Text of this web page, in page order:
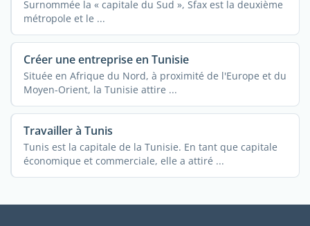
Surnommée la « capitale du Sud », Sfax est la deuxième
métropole et le ...
Créer une entreprise en Tunisie
Située en Afrique du Nord, à proximité de l'Europe et du
Moyen-Orient, la Tunisie attire ...
Travailler à Tunis
Tunis est la capitale de la Tunisie. En tant que capitale
économique et commerciale, elle a attiré ...